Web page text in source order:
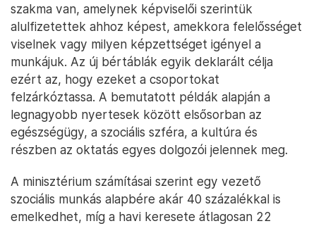
szakma van, amelynek képviselői szerintük
alulfizetettek ahhoz képest, amekkora felelősséget
viselnek vagy milyen képzettséget igényel a
munkájuk. Az új bértáblák egyik deklarált célja
ezért az, hogy ezeket a csoportokat
felzárkóztassa. A bemutatott példák alapján a
legnagyobb nyertesek között elsősorban az
egészségügy, a szociális szféra, a kultúra és
részben az oktatás egyes dolgozói jelennek meg.
A minisztérium számításai szerint egy vezető
szociális munkás alapbére akár 40 százalékkal is
emelkedhet, míg a havi keresete átlagosan 22